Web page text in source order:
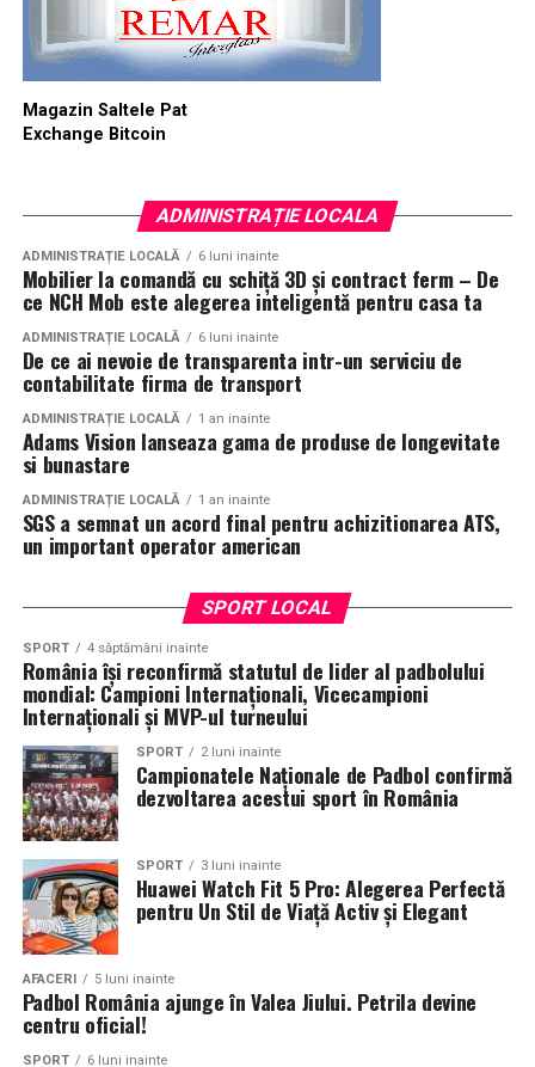
Magazin Saltele Pat
Exchange Bitcoin
ADMINISTRAȚIE LOCALA
ADMINISTRAȚIE LOCALĂ 6 luni inainte
Mobilier la comandă cu schiță 3D și contract ferm – De
ce NCH Mob este alegerea inteligentă pentru casa ta
ADMINISTRAȚIE LOCALĂ 6 luni inainte
De ce ai nevoie de transparenta intr-un serviciu de
contabilitate firma de transport
ADMINISTRAȚIE LOCALĂ 1 an inainte
Adams Vision lanseaza gama de produse de longevitate
si bunastare
ADMINISTRAȚIE LOCALĂ 1 an inainte
SGS a semnat un acord final pentru achizitionarea ATS,
un important operator american
SPORT LOCAL
SPORT 4 săptămâni inainte
România își reconfirmă statutul de lider al padbolului
mondial: Campioni Internaționali, Vicecampioni
Internaționali și MVP-ul turneului
SPORT 2 luni inainte
Campionatele Naționale de Padbol confirmă
dezvoltarea acestui sport în România
SPORT 3 luni inainte
Huawei Watch Fit 5 Pro: Alegerea Perfectă
pentru Un Stil de Viață Activ și Elegant
AFACERI 5 luni inainte
Padbol România ajunge în Valea Jiului. Petrila devine
centru oficial!
SPORT 6 luni inainte